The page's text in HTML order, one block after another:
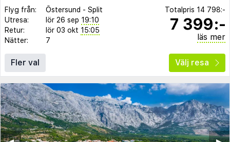
Flyg från: Östersund - Split
Utresa:
lör 26 sep 19:10
Retur:
lör 03 okt 15:05
Nätter:
7
Totalpris 14 798:-
7 399:-
läs mer
Fler val Välj resa